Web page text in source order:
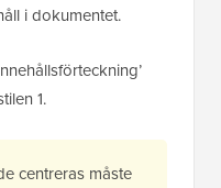
i dokumentet.
1.
centreras måste